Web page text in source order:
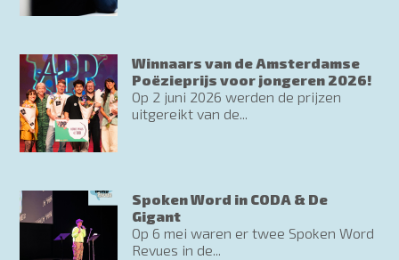
Winnaars van de Amsterdamse
Poëzieprijs voor jongeren 2026!
Op 2 juni 2026 werden de prijzen
uitgereikt van de...
Spoken Word in CODA & De
Gigant
Op 6 mei waren er twee Spoken Word
Revues in de...